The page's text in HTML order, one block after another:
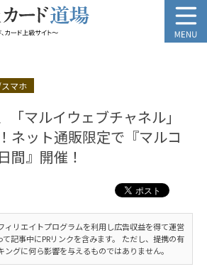
マホ
「マルイウェブチャネル」
ネット通販限定で『マルコ
間』開催！
ィリエイトプログラムを利用し広告収益を得て運営
記事中にPRリンクを含みます。 ただし、提携の有
グに何ら影響を与えるものではありません。